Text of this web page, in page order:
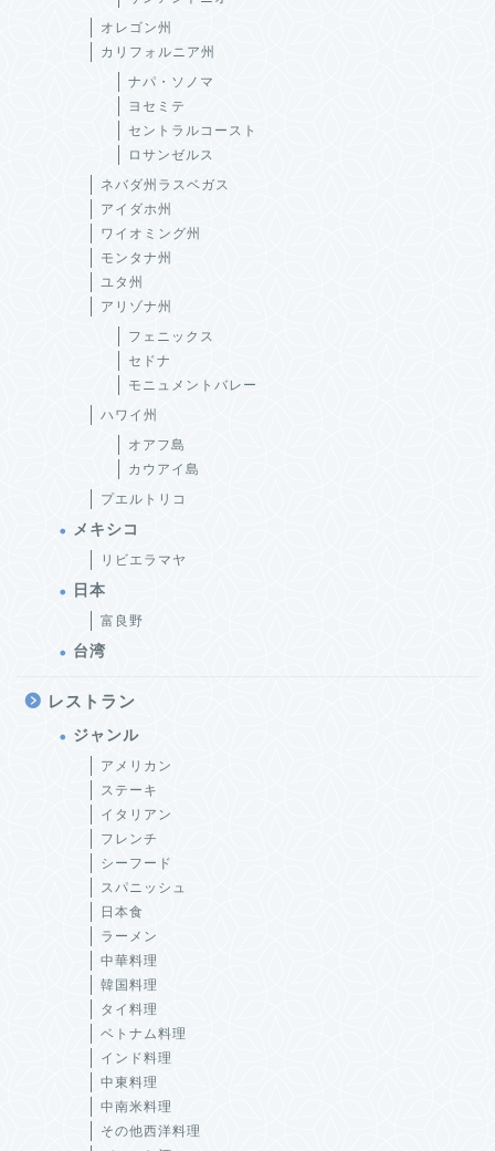
オレゴン州
カリフォルニア州
ナパ・ソノマ
ヨセミテ
セントラルコースト
ロサンゼルス
ネバダ州ラスベガス
アイダホ州
ワイオミング州
モンタナ州
ユタ州
アリゾナ州
フェニックス
セドナ
モニュメントバレー
ハワイ州
オアフ島
カウアイ島
プエルトリコ
メキシコ
リビエラマヤ
日本
富良野
台湾
レストラン
ジャンル
アメリカン
ステーキ
イタリアン
フレンチ
シーフード
スパニッシュ
日本食
ラーメン
中華料理
韓国料理
タイ料理
ベトナム料理
インド料理
中東料理
中南米料理
その他西洋料理